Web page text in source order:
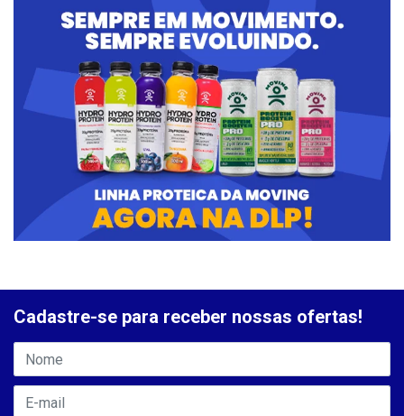
Cadastre-se para receber nossas ofertas!